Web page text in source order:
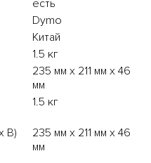
есть
Dymo
Китай
1.5 кг
235 мм x 211 мм x 46
мм
1.5 кг
В)
235 мм x 211 мм x 46
мм